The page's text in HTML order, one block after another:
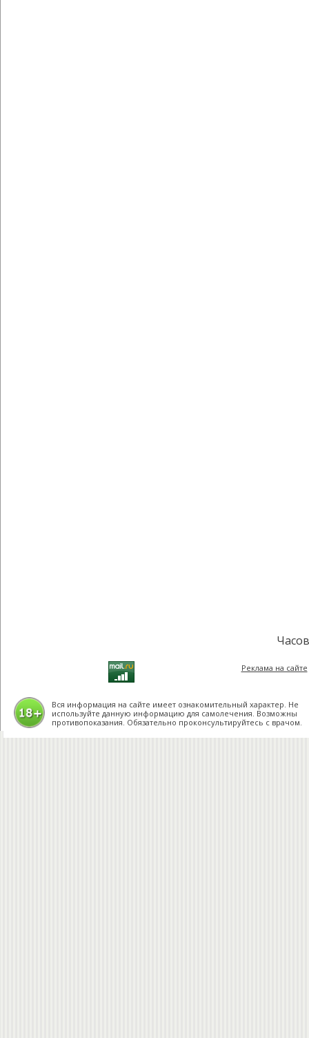
Реклама на сайте
Вся информация на сайте имеет ознакомительный характер. Не
используйте данную информацию для самолечения. Возможны
противопоказания. Обязательно проконсультируйтесь с врачом.